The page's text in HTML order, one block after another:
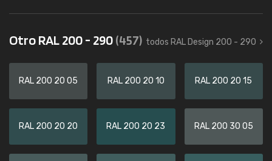
Otro RAL 200 - 290(457) todos RAL Design 200 - 290
RAL 200 20 05 RAL 200 20 10 RAL 200 20 15
RAL 200 20 20 RAL 200 20 23 RAL 200 30 05